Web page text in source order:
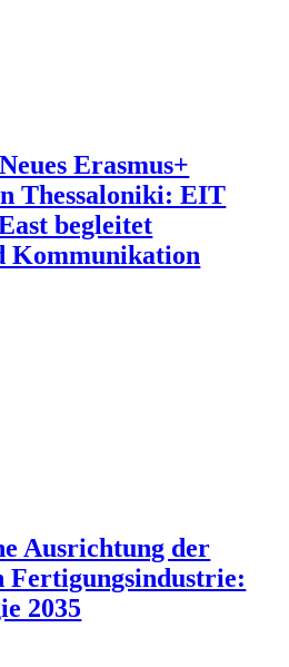
Erasmus+
Thessaloniki: EIT
begleitet
Kommunikation
Ausrichtung der
Fertigungsindustrie:
2035